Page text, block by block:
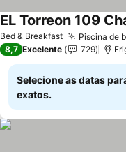
Bed & Breakfast
EL Torreon 109
8,7 Excelente 729
Selecione as datas
exatos.